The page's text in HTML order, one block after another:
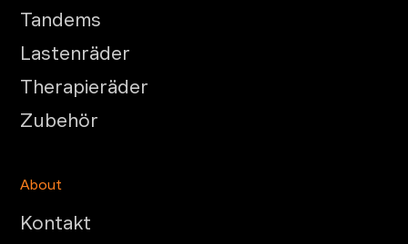
Tandems
Lastenräder
Therapieräder
Zubehör
About
Kontakt